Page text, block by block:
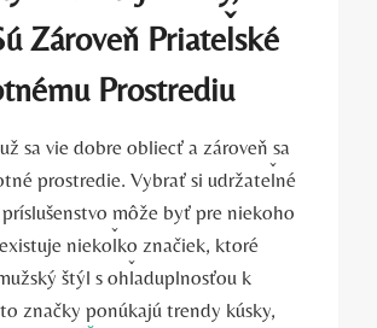
Zároveň Priateľské
Prostrediu
sa vie dobre obliecť a zároveň sa
prostredie. Vybrať si udržateľné
môže byť pre niekoho
niekoľko značiek, ktoré
štýl s ohľaduplnosťou k
značky ponúkajú trendy kúsky,